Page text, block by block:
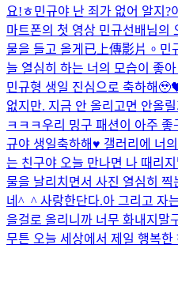
요!ㅎ민규야 난 죄가 없어 알지?
마트폰의 첫 영상 민규선배님의
물을 들고 올게 已上傳影片。 민
늘 열심히 하는 너의 모습이 좋
민규형 생일 진심으로 축하해
없지만. 지금 안 올리고면 안올
ㅋㅋㅋ우리 밍구 패션이 아주 좋
규야 생일축하해♥️ 갤러리에 너
는 친구야 오늘 만나면 나 때리
물을 날리치면서 사진 열심히
네^_^ 사랑한단다.아 그리고 자
을걸로 올리니까 너무 화내지말
무튼 오늘 세상에서 제일 행복한